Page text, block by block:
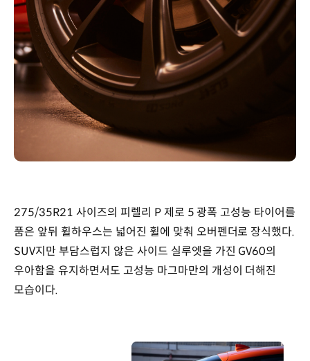
275/35R21 사이즈의 피렐리 P 제로 5 광폭 고성능 타이어를
품은 앞뒤 휠하우스는 넓어진 휠에 맞춰 오버펜더로 장식했다.
SUV지만 부담스럽지 않은 사이드 실루엣을 가진 GV60의
우아함을 유지하면서도 고성능 마그마만의 개성이 더해진
모습이다.